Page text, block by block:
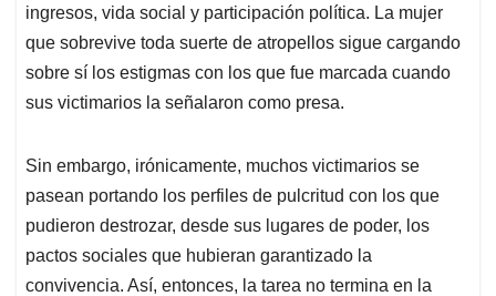
ingresos, vida social y participación política. La mujer
que sobrevive toda suerte de atropellos sigue cargando
sobre sí los estigmas con los que fue marcada cuando
sus victimarios la señalaron como presa.
Sin embargo, irónicamente, muchos victimarios se
pasean portando los perfiles de pulcritud con los que
pudieron destrozar, desde sus lugares de poder, los
pactos sociales que hubieran garantizado la
convivencia. Así, entonces, la tarea no termina en la